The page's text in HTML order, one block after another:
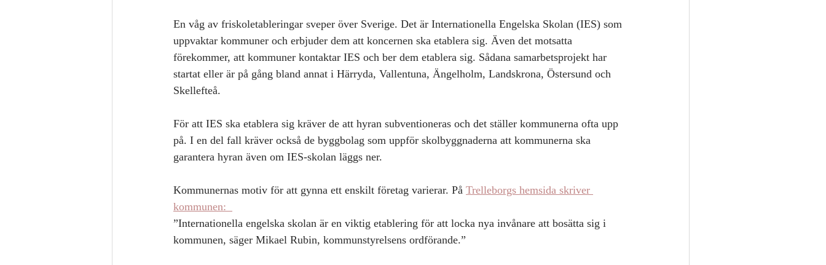
En våg av friskoletableringar sveper över Sverige. Det är Internationella Engelska Skolan (IES) som
uppvaktar kommuner och erbjuder dem att koncernen ska etablera sig. Även det motsatta
förekommer, att kommuner kontaktar IES och ber dem etablera sig. Sådana samarbetsprojekt har
startat eller är på gång bland annat i Härryda, Vallentuna, Ängelholm, Landskrona, Östersund och
Skellefteå.
För att IES ska etablera sig kräver de att hyran subventioneras och det ställer kommunerna ofta upp
på. I en del fall kräver också de byggbolag som uppför skolbyggnaderna att kommunerna ska
garantera hyran även om IES-skolan läggs ner.
Kommunernas motiv för att gynna ett enskilt företag varierar. På Trelleborgs hemsida skriver
kommunen:
”Internationella engelska skolan är en viktig etablering för att locka nya invånare att bosätta sig i
kommunen, säger Mikael Rubin, kommunstyrelsens ordförande.”